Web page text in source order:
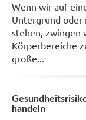
Wenn wir auf
Untergrund oder
stehen, zwingen
Körperbereiche
große...
handeln